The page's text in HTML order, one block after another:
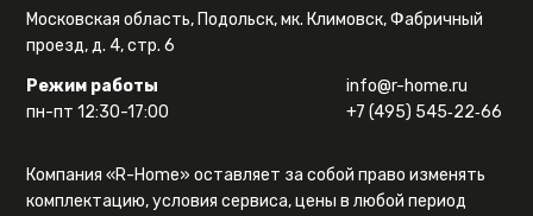
Московская область, Подольск, мк. Климовск, Фабричный
проезд, д. 4, стр. 6
Режим работы
пн-пт 12:30-17:00
info@r-home.ru
+7 (495) 545‑22‑66
Компания «R-Home» оставляет за собой право изменять
комплектацию, условия сервиса, цены в любой период